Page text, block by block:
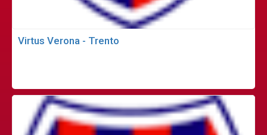
Virtus Verona - Trento